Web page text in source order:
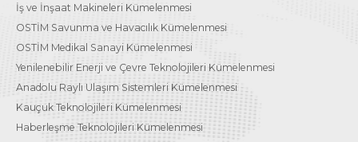
İş ve İnşaat Makineleri Kümelenmesi
OSTİM Savunma ve Havacılık Kümelenmesi
OSTİM Medikal Sanayi Kümelenmesi
Yenilenebilir Enerji ve Çevre Teknolojileri Kümelenmesi
Anadolu Raylı Ulaşım Sistemleri Kümelenmesi
Kauçuk Teknolojileri Kümelenmesi
Haberleşme Teknolojileri Kümelenmesi